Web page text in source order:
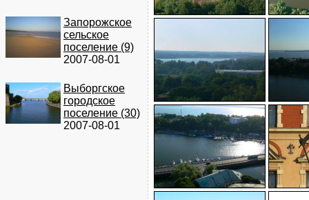
Запорожское
сельское
поселение (9)
2007-08-01
Выборгское
городское
поселение (30)
2007-08-01